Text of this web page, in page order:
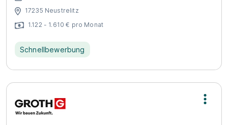
17235 Neustrelitz
1.122 - 1.610 € pro Monat
Schnellbewerbung